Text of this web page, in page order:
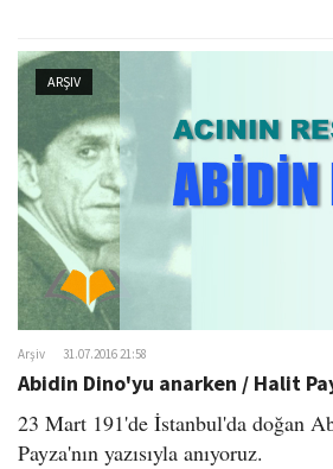
ARŞIV
Arşiv 31.07.2016 21:58
Abidin Dino'yu anarken / Halit
23 Mart 191'de İstanbul'da doğan
Payza'nın yazısıyla anıyoruz.